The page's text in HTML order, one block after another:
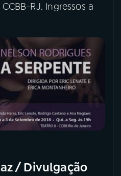
RJ. Ingressos a
/ Divulgação